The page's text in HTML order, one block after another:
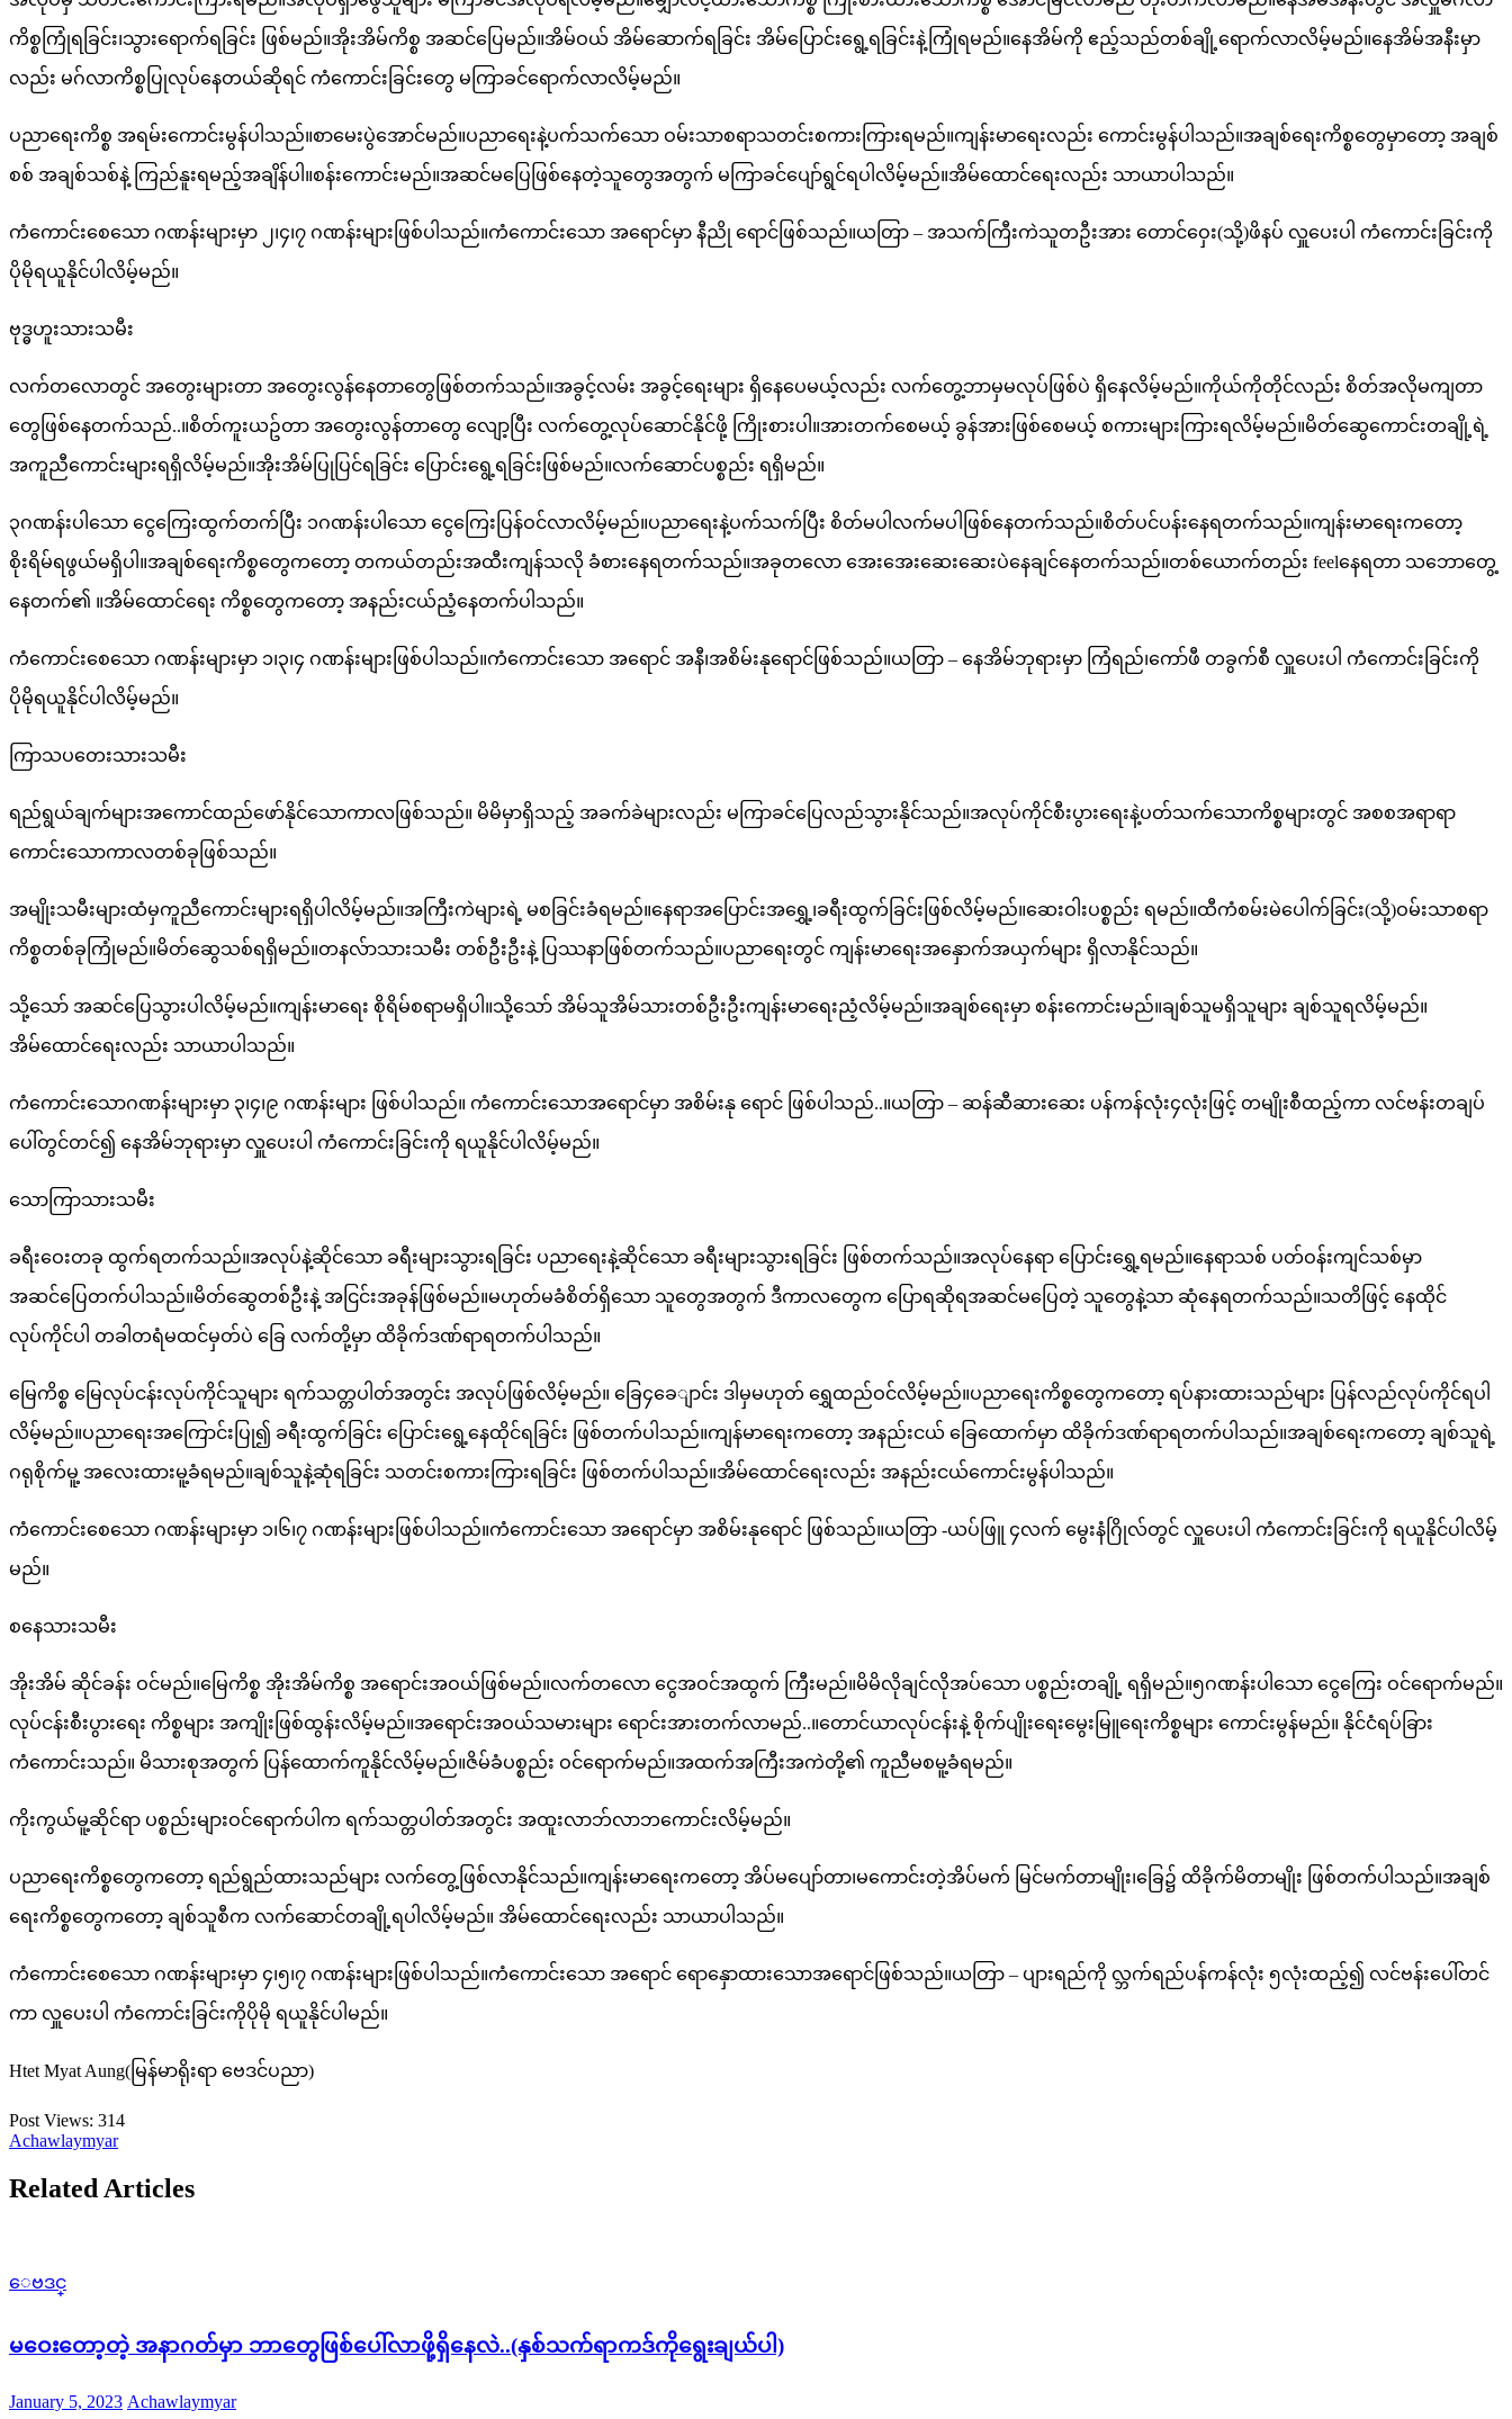
ကိစ္စကြုံရခြင်း၊သွားရောက်ရခြင်း ဖြစ်မည်။အိုးအိမ်ကိစ္စ အဆင်ပြေမည်။အိမ်ဝယ် အိမ်ဆောက်ရခြင်း အိမ်ပြောင်းရွေ့ရခြင်းနဲ့ကြုံရမည်။နေအိမ်ကို ဧည့်သည်တစ်ချို့ရောက်လာလိမ့်မည်။နေအိမ်အနီးမှာ
လည်း မဂ်လာကိစ္စပြုလုပ်နေတယ်ဆိုရင် ကံကောင်းခြင်းတွေ မကြာခင်ရောက်လာလိမ့်မည်။
ပညာရေးကိစ္စ အရမ်းကောင်းမွန်ပါသည်။စာမေးပွဲအောင်မည်။ပညာရေးနဲ့ပက်သက်သော ဝမ်းသာစရာသတင်းစကားကြားရမည်။ကျန်းမာရေးလည်း ကောင်းမွန်ပါသည်။အချစ်ရေးကိစ္စတွေမှာတော့ အချစ်
စစ် အချစ်သစ်နဲ့ ကြည်နူးရမည့်အချိန်ပါ။စန်းကောင်းမည်။အဆင်မပြေဖြစ်နေတဲ့သူတွေအတွက် မကြာခင်ပျော်ရွင်ရပါလိမ့်မည်။အိမ်ထောင်ရေးလည်း သာယာပါသည်။
ကံကောင်းစေသော ဂဏန်းများမှာ ၂၊၄၊၇ ဂဏန်းများဖြစ်ပါသည်။ကံကောင်းသော အရောင်မှာ နီညို ရောင်ဖြစ်သည်။ယတြာ – အသက်ကြီးကဲသူတဦးအား တောင်ဝှေး(သို့)ဖိနပ် လှူပေးပါ ကံကောင်းခြင်းကို
ပိုမိုရယူနိုင်ပါလိမ့်မည်။
ဗုဒ္ဓဟူးသားသမီး
လက်တလောတွင် အတွေးများတာ အတွေးလွန်နေတာတွေဖြစ်တက်သည်။အခွင့်လမ်း အခွင့်ရေးများ ရှိနေပေမယ့်လည်း လက်တွေ့ဘာမှမလုပ်ဖြစ်ပဲ ရှိနေလိမ့်မည်။ကိုယ်ကိုတိုင်လည်း စိတ်အလိုမကျတာ
တွေဖြစ်နေတက်သည်..။စိတ်ကူးယဥ်တာ အတွေးလွန်တာတွေ လျော့ပြီး လက်တွေ့လုပ်ဆောင်နိုင်ဖို့ ကြိုးစားပါ။အားတက်စေမယ့် ခွန်အားဖြစ်စေမယ့် စကားများကြားရလိမ့်မည်။မိတ်ဆွေကောင်းတချို့ရဲ့
အကူညီကောင်းများရရှိလိမ့်မည်။အိုးအိမ်ပြုပြင်ရခြင်း ပြောင်းရွေ့ရခြင်းဖြစ်မည်။လက်ဆောင်ပစ္စည်း ရရှိမည်။
၃ဂဏန်းပါသော ငွေကြေးထွက်တက်ပြီး ၁ဂဏန်းပါသော ငွေကြေးပြန်ဝင်လာလိမ့်မည်။ပညာရေးနဲ့ပက်သက်ပြီး စိတ်မပါလက်မပါဖြစ်နေတက်သည်။စိတ်ပင်ပန်းနေရတက်သည်။ကျန်းမာရေးကတော့
စိုးရိမ်ရဖွယ်မရှိပါ။အချစ်ရေးကိစ္စတွေကတော့ တကယ်တည်းအထီးကျန်သလို ခံစားနေရတက်သည်။အခုတလော အေးအေးဆေးဆေးပဲနေချင်နေတက်သည်။တစ်ယောက်တည်း feelနေရတာ သဘောတွေ့
နေတက်၏ ။အိမ်ထောင်ရေး ကိစ္စတွေကတော့ အနည်းငယ်ညံ့နေတက်ပါသည်။
ကံကောင်းစေသော ဂဏန်းများမှာ ၁၊၃၊၄ ဂဏန်းများဖြစ်ပါသည်။ကံကောင်းသော အရောင် အနီ၊အစိမ်းနုရောင်ဖြစ်သည်။ယတြာ – နေအိမ်ဘုရားမှာ ကြံရည်၊ကော်ဖီ တခွက်စီ လှူပေးပါ ကံကောင်းခြင်းကို
ပိုမိုရယူနိုင်ပါလိမ့်မည်။
ကြာသပတေးသားသမီး
ရည်ရွယ်ချက်များအကောင်ထည်ဖော်နိုင်သောကာလဖြစ်သည်။ မိမိမှာရှိသည့် အခက်ခဲများလည်း မကြာခင်ပြေလည်သွားနိုင်သည်။အလုပ်ကိုင်စီးပွားရေးနဲ့ပတ်သက်သောကိစ္စများတွင် အစစအရာရာ
ကောင်းသောကာလတစ်ခုဖြစ်သည်။
အမျိုးသမီးများထံမှကူညီကောင်းများရရှိပါလိမ့်မည်။အကြီးကဲများရဲ့ မစခြင်းခံရမည်။နေရာအပြောင်းအရွှေ့၊ခရီးထွက်ခြင်းဖြစ်လိမ့်မည်။ဆေးဝါးပစ္စည်း ရမည်။ထီကံစမ်းမဲပေါက်ခြင်း(သို့)ဝမ်းသာစရာ
ကိစ္စတစ်ခုကြုံမည်။မိတ်ဆွေသစ်ရရှိမည်။တနလ်ာသားသမီး တစ်ဦးဦးနဲ့ ပြဿနာဖြစ်တက်သည်။ပညာရေးတွင် ကျန်းမာရေးအနှောက်အယှက်များ ရှိလာနိုင်သည်။
သို့သော် အဆင်ပြေသွားပါလိမ့်မည်။ကျန်းမာရေး စိုရိမ်စရာမရှိပါ။သို့သော် အိမ်သူအိမ်သားတစ်ဦးဦးကျန်းမာရေးညံ့လိမ့်မည်။အချစ်ရေးမှာ စန်းကောင်းမည်။ချစ်သူမရှိသူများ ချစ်သူရလိမ့်မည်။
အိမ်ထောင်ရေးလည်း သာယာပါသည်။
ကံကောင်းသောဂဏန်းများမှာ ၃၊၄၊၉ ဂဏန်းများ ဖြစ်ပါသည်။ ကံကောင်းသောအရောင်မှာ အစိမ်းနု ရောင် ဖြစ်ပါသည်..။ယတြာ – ဆန်ဆီဆားဆေး ပန်ကန်လုံး၄လုံးဖြင့် တမျိုးစီထည့်ကာ လင်ဗန်းတချပ်
ပေါ်တွင်တင်၍ နေအိမ်ဘုရားမှာ လှူပေးပါ ကံကောင်းခြင်းကို ရယူနိုင်ပါလိမ့်မည်။
သောကြာသားသမီး
ခရီးဝေးတခု ထွက်ရတက်သည်။အလုပ်နဲ့ဆိုင်သော ခရီးများသွားရခြင်း ပညာရေးနဲ့ဆိုင်သော ခရီးများသွားရခြင်း ဖြစ်တက်သည်။အလုပ်နေရာ ​ပြောင်းရွှေ့ရမည်။နေရာသစ် ပတ်ဝန်းကျင်သစ်မှာ
အဆင်ပြေတက်ပါသည်။မိတ်ဆွေတစ်ဦးနဲ့ အငြင်းအခုန်ဖြစ်မည်။မဟုတ်မခံစိတ်ရှိသော သူတွေအတွက် ဒီကာလတွေက ပြောရဆိုရအဆင်မပြေတဲ့ သူတွေနဲ့သာ ဆုံနေရတက်သည်။သတိဖြင့် နေထိုင်
လုပ်ကိုင်ပါ တခါတရံမထင်မှတ်ပဲ ခြေ လက်တို့မှာ ထိခိုက်ဒဏ်ရာရတက်ပါသည်။
မြေကိစ္စ မြေလုပ်ငန်းလုပ်ကိုင်သူများ ရက်သတ္တပါတ်အတွင်း အလုပ်ဖြစ်လိမ့်မည်။ ခြေ၄ခေျာင်း ဒါမှမဟုတ် ရွှေထည်ဝင်လိမ့်မည်။ပညာရေးကိစ္စတွေကတော့ ရပ်နားထားသည်များ ပြန်လည်လုပ်ကိုင်ရပါ
လိမ့်မည်။ပညာရေးအကြောင်းပြု၍ ခရီးထွက်ခြင်း ပြောင်းရွေ့နေထိုင်ရခြင်း ဖြစ်တက်ပါသည်။ကျန်မာရေးကတော့ အနည်းငယ် ခြေထောက်မှာ ထိခိုက်ဒဏ်ရာရတက်ပါသည်။အချစ်ရေးကတော့ ချစ်သူရဲ့
ဂရုစိုက်မူ့ အလေးထားမူ့ခံရမည်။ချစ်သူနဲ့ဆုံရခြင်း သတင်းစကားကြားရခြင်း ဖြစ်တက်ပါသည်။အိမ်ထောင်ရေးလည်း အနည်းငယ်ကောင်းမွန်ပါသည်။
ကံကောင်းစေသော ဂဏန်းများမှာ ၁၊၆၊၇ ဂဏန်းများဖြစ်ပါသည်။ကံကောင်းသော အရောင်မှာ အစိမ်းနုရောင် ဖြစ်သည်။ယတြာ -ယပ်ဖြူ ၄လက် မွေးနံဂြိုလ်တွင် လှူပေးပါ ကံ​ကောင်းခြင်းကို ရယူနိုင်ပါလိမ့်
မည်။
စနေသားသမီး
အိုးအိမ် ဆိုင်ခန်း ဝင်မည်။မြေကိစ္စ အိုးအိမ်ကိစ္စ အရောင်းအဝယ်ဖြစ်မည်။လက်တလော ငွေအဝင်အထွက် ကြီးမည်။မိမိလိုချင်လိုအပ်သော ပစ္စည်းတချို့ ရရှိမည်။၅ဂဏန်းပါသော ငွေကြေး ဝင်ရောက်မည်။
လုပ်ငန်းစီးပွားရေး ကိစ္စများ အကျိုးဖြစ်ထွန်းလိမ့်မည်။အရောင်းအဝယ်သမားများ ရောင်းအားတက်လာမည်..။တောင်ယာလုပ်ငန်းနဲ့ စိုက်ပျိုးရေးမွေးမြူရေးကိစ္စများ ကောင်းမွန်မည်။ နိုင်ငံရပ်ခြား
ကံကောင်းသည်။ မိသားစုအတွက် ပြန်ထောက်ကူနိုင်လိမ့်မည်။ဇိမ်ခံပစ္စည်း ဝင်ရောက်မည်။အထက်အကြီးအကဲတို့၏ ကူညီမစမူ့ခံရမည်။
ကိုးကွယ်မူ့ဆိုင်ရာ ပစ္စည်းများဝင်ရောက်ပါက ရက်သတ္တပါတ်အတွင်း အထူးလာဘ်လာဘကောင်းလိမ့်မည်။
ပညာရေးကိစ္စတွေကတော့ ရည်ရွည်ထားသည်များ လက်တွေ့ဖြစ်လာနိုင်သည်။ကျန်းမာရေးကတော့ အိပ်မပျော်တာ၊မကောင်းတဲ့အိပ်မက် မြင်မက်တာမျိုး၊ခြေ၌ ထိခိုက်မိတာမျိုး ဖြစ်တက်ပါသည်။အချစ်
ရေးကိစ္စတွေကတော့ ချစ်သူစီက လက်ဆောင်တချို့ရပါလိမ့်မည်။ အိမ်ထောင်ရေးလည်း သာယာပါသည်။
ကံကောင်းစေသော ဂဏန်းများမှာ ၄၊၅၊၇ ဂဏန်းများဖြစ်ပါသည်။ကံကောင်းသော အရောင် ရောနှောထားသောအရောင်ဖြစ်သည်။ယတြာ – ပျားရည်ကို လ္ဘက်ရည်ပန်ကန်လုံး ၅လုံးထည့်၍ လင်ဗန်းပေါ်တင်
ကာ လှူပေးပါ ကံကောင်းခြင်းကိုပိုမို ရယူနိုင်ပါမည်။
Htet Myat Aung(မြန်မာရိုးရာ ဗေဒင်ပညာ)
Post Views: 314
Achawlaymyar
Related Articles
ေဗဒင္
မဝေးတော့တဲ့ အနာဂတ်မှာ ဘာတွေဖြစ်ပေါ်လာဖို့ရှိနေလဲ..(နှစ်သက်ရာကဒ်ကိုရွေးချယ်ပါ)
Posted
January 5, 2023 Author
Achawlaymyar